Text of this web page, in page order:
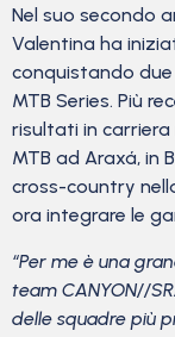
Nel suo secondo
Valentina ha
conquistando due
MTB Series. Più
risultati in carriera
MTB ad Araxá, in
cross-country
ora integrare le
“Per me è una
team CANYON//
delle squadre più